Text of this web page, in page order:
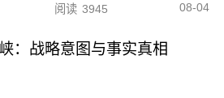
阅读 3945 08-04
：战略意图与事实真相